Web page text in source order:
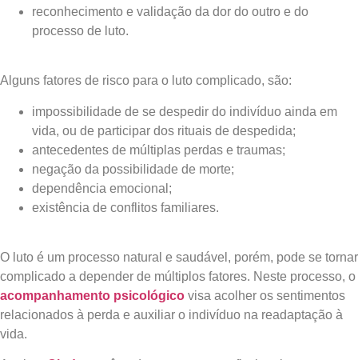
reconhecimento e validação da dor do outro e do
processo de luto.
Alguns fatores de risco para o luto complicado, são:
impossibilidade de se despedir do indivíduo ainda em
vida, ou de participar dos rituais de despedida;
antecedentes de múltiplas perdas e traumas;
negação da possibilidade de morte;
dependência emocional;
existência de conflitos familiares.
O luto é um processo natural e saudável, porém, pode se tornar
complicado a depender de múltiplos fatores. Neste processo, o
acompanhamento psicológico visa acolher os sentimentos
relacionados à perda e auxiliar o indivíduo na readaptação à
vida.